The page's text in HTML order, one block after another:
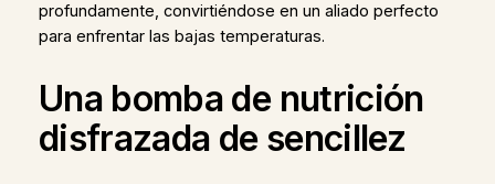
profundamente, convirtiéndose en un aliado perfecto
para enfrentar las bajas temperaturas.
Una bomba de nutrición
disfrazada de sencillez